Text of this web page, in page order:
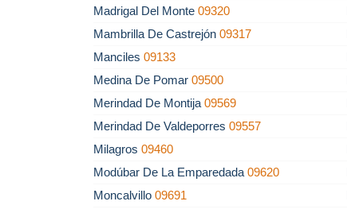
Madrigal Del Monte 09320
Mambrilla De Castrejón 09317
Manciles 09133
Medina De Pomar 09500
Merindad De Montija 09569
Merindad De Valdeporres 09557
Milagros 09460
Modúbar De La Emparedada 09620
Moncalvillo 09691